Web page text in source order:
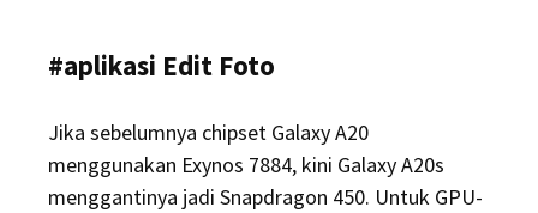
#aplikasi Edit Foto
Jika sebelumnya chipset Galaxy A20
menggunakan Exynos 7884, kini Galaxy A20s
menggantinya jadi Snapdragon 450. Untuk GPU-